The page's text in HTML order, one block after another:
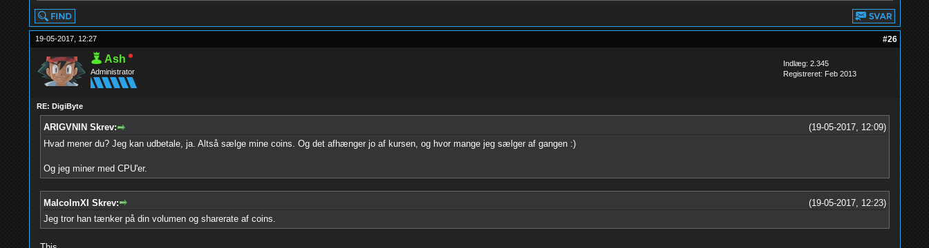
19-05-2017, 12:27 #26
Ash
Administrator
Indlæg: 2.345
Registreret: Feb 2013
RE: DigiByte
(19-05-2017, 12:09)
ARIGVNIN Skrev:
Hvad mener du? Jeg kan udbetale, ja. Altså sælge mine coins. Og det afhænger jo af kursen, og hvor mange jeg sælger af gangen :)
Og jeg miner med CPU'er.
(19-05-2017, 12:23)
MalcolmXI Skrev:
Jeg tror han tænker på din volumen og sharerate af coins.